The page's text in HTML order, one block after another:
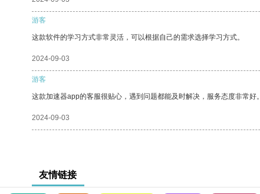
游客
这款软件的学习方式非常灵活，可以根据自己的需求选择学习方式。
2024-09-03
游客
这款加速器app的客服很贴心，遇到问题都能及时解决，服务态度非常好。
2024-09-03
友情链接